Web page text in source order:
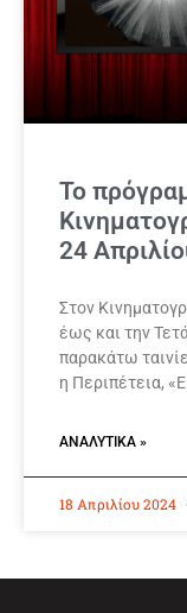
Το
24
Στον
έως και την
παρακάτω
η Περιπέτεια,
ΑΝΑΛΥΤΙΚΆ »
18 Απριλίου 2024